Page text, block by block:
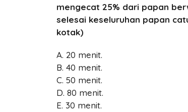
mengecat 25% dari papan
selesai keseluruhan papan
kotak)
A. 20 menit.
B. 40 menit.
C. 50 menit.
D. 80 menit.
E. 30 menit.